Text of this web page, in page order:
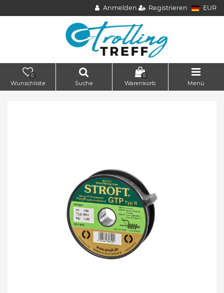
Anmelden Registrieren EUR
0
Wunschliste Suche
0
Warenkorb Menü